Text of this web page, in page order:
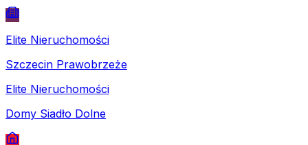
Elite Nieruchomości
Szczecin Prawobrzeże
Elite Nieruchomości
Domy Siadło Dolne